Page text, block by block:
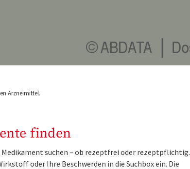
Arzneimittel.
finden
suchen – ob rezeptfrei oder rezeptpflichtig.
oder Ihre Beschwerden in die Suchbox ein. Die